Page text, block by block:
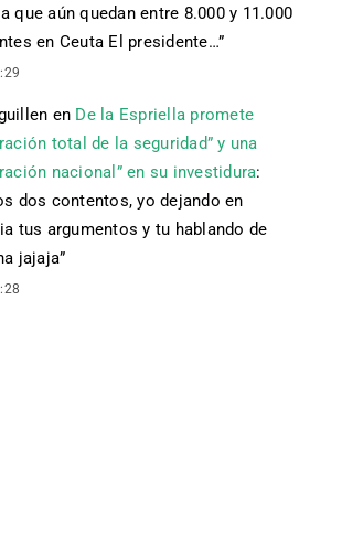
que aún quedan entre 8.000 y 11.000
en Ceuta El presidente…”
en De la Espriella promete
total de la seguridad” y una
nacional” en su investidura:
dos contentos, yo dejando en
tus argumentos y tu hablando de
jajaja”